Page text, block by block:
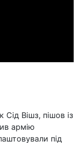
Вішз, пішов із
армію
під